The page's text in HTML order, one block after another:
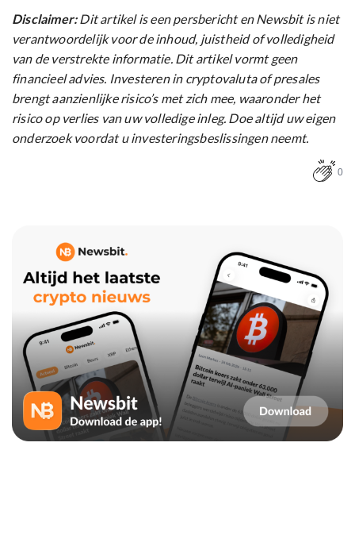
Disclaimer:Dit artikel is een persbericht en Newsbit is niet
verantwoordelijk voor de inhoud, juistheid of volledigheid
van de verstrekte informatie. Dit artikel vormt geen
financieel advies. Investeren in cryptovaluta of presales
brengt aanzienlijke risico’s met zich mee, waaronder het
risico op verlies van uw volledige inleg. Doe altijd uw eigen
onderzoek voordat u investeringsbeslissingen neemt.
0